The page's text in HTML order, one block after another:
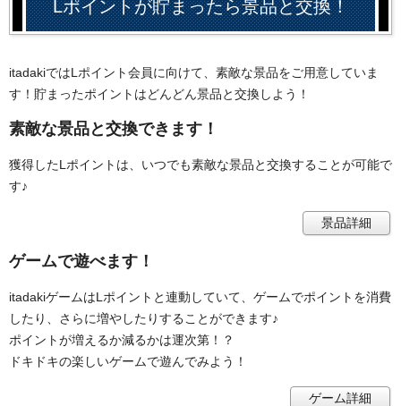
Lポイントが貯まったら景品と交換！
itadakiではLポイント会員に向けて、素敵な景品をご用意していま
す！貯まったポイントはどんどん景品と交換しよう！
素敵な景品と交換できます！
獲得したLポイントは、いつでも素敵な景品と交換することが可能で
す♪
景品詳細
ゲームで遊べます！
itadakiゲームはLポイントと連動していて、ゲームでポイントを消費
したり、さらに増やしたりすることができます♪
ポイントが増えるか減るかは運次第！？
ドキドキの楽しいゲームで遊んでみよう！
ゲーム詳細